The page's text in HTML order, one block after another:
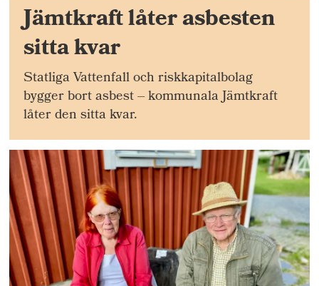
Jämtkraft låter asbesten
sitta kvar
Statliga Vattenfall och riskkapitalbolag
bygger bort asbest – kommunala Jämtkraft
låter den sitta kvar.